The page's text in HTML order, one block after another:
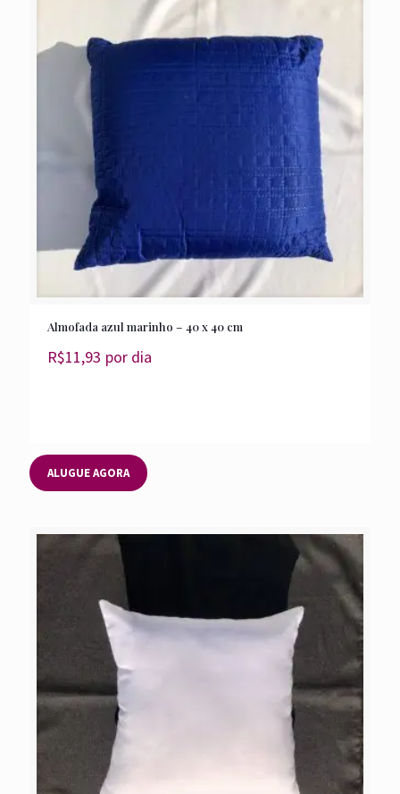
Almofada azul marinho – 40 x 40 cm
R$11,93 por dia
ALUGUE AGORA